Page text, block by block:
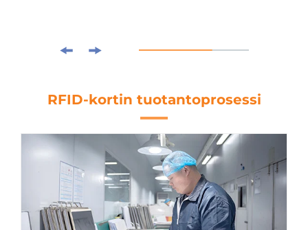
RFID-kortin tuotantoprosessi